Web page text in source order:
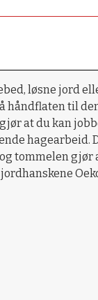
løsne jord
til
at du kan
hagearbeid.
tommelen gjør